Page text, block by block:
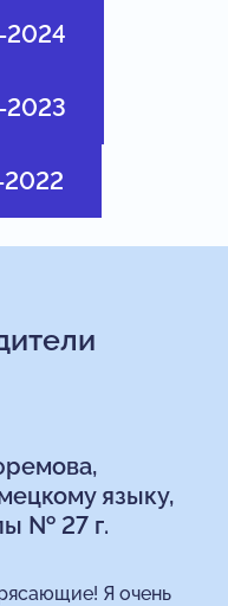
2024
2023
2022
языку,
№ 27 г.
Я очень